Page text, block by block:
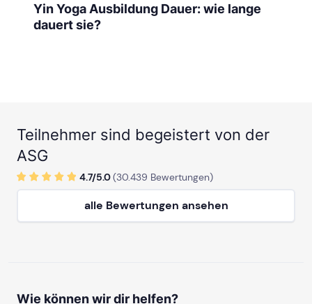
Yin Yoga Ausbildung Dauer: wie lange
dauert sie?
Teilnehmer sind begeistert von der
ASG
4.7/5.0(30.439 Bewertungen)
alle Bewertungen ansehen
Wie können wir dir helfen?